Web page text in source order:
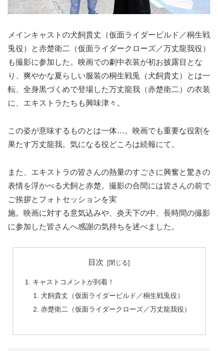
メインキャストの犬飼貴丈（仮面ライダービルド／桐生戦
兎役）と赤楚衛二（仮面ライダークローズ／万丈龍我役）
も撮影に参加した。映画での劇中衣装が初お披露目とな
り、爽やかな夏らしい服装の桐生戦兎（犬飼貴丈）とは一
転、全身黒づくめで登場した万丈龍我（赤楚衛二）の衣装
に、エキストラたちも興味津々。
この姿が意味するものとは一体…。映画でも重要な役割を
果たす万丈龍我。気になる役どころは続報にて。
また、エキストラの皆さんの熱量のすごさに興奮と驚きの
表情を浮かべる犬飼と赤楚。撮影の合間には皆さんの前で
ご挨拶とフォトセッションを実
施。映画に対する意気込みや、炎天下の中、長時間の撮影
に参加した皆さんへ感謝の気持ちを述べました。
目次
キャストコメントが到着！
犬飼貴丈（仮面ライダービルド／桐生戦兎役）
赤楚衛二（仮面ライダークローズ／万丈龍我役）